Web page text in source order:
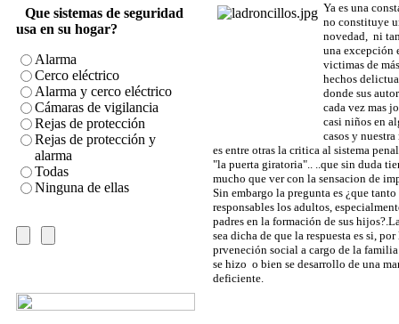
Que sistemas de seguridad
usa en su hogar?
Alarma
Cerco eléctrico
Alarma y cerco eléctrico
Cámaras de vigilancia
Rejas de protección
Rejas de protección y
alarma
Todas
Ninguna de ellas
Ya es una
no constituye
novedad, ni
una excepción
victimas de
hechos
donde sus
cada vez mas
casi niños en
casos y
es entre otras la critica al sistema
"la puerta giratoria".. ..que sin duda
mucho que ver con la sensacion de
Sin embargo la pregunta es ¿que tanto
responsables los adultos,
padres en la formación de sus
sea dicha de que la respuesta es si, por
prveneción social a cargo de la
se hizo o bien se desarrollo de una
deficiente.